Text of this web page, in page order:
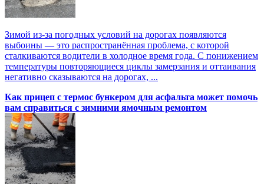
Зимой из-за погодных условий на дорогах появляются
выбоины — это распространённая проблема, с которой
сталкиваются водители в холодное время года. С понижением
температуры повторяющиеся циклы замерзания и оттаивания
негативно сказываются на дорогах, ...
Как прицеп с термоc бункером для асфальта может помочь
вам справиться с зимними ямочным ремонтом